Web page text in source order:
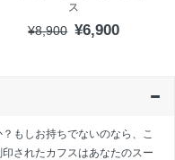
ス
¥8,900 ¥6,900
もしお持ちでないのなら、こ
されたカフスはあなたのスー